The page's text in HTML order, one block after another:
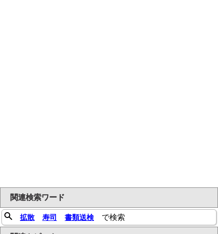
関連検索ワード
拡散 寿司 書類送検 で検索